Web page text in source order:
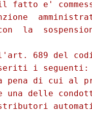
fatto e'
la
689 del
i
pena di cui al
una delle